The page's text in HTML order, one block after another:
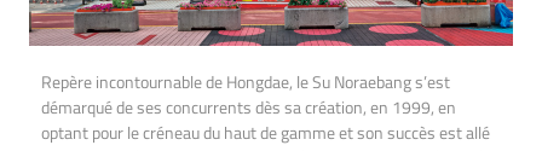
Repère incontournable de Hongdae, le Su Noraebang s’est
démarqué de ses concurrents dès sa création, en 1999, en
optant pour le créneau du haut de gamme et son succès est allé